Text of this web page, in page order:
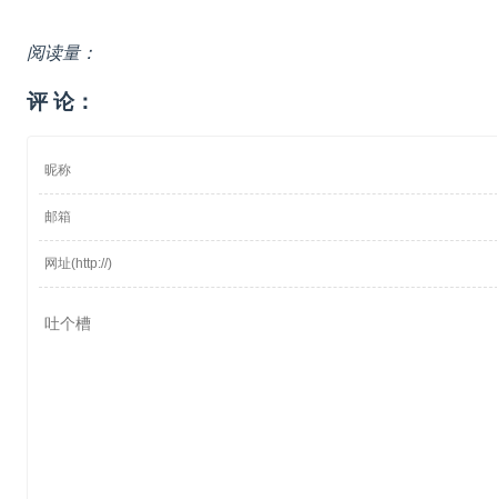
阅读量：
评 论：